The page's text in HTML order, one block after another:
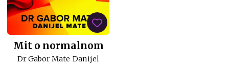
Mit o normalnom
Dr Gabor Mate Danijel